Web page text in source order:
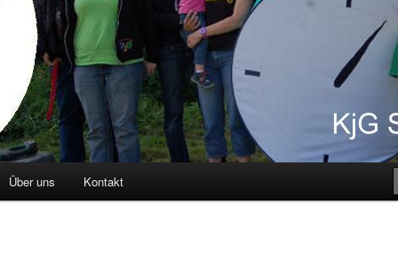
Über uns Kontakt